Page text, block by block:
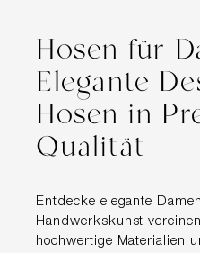
Hosen für
Elegante
Hosen in
Qualität
Entdecke elegante
Handwerkskunst
hochwertige Materialien